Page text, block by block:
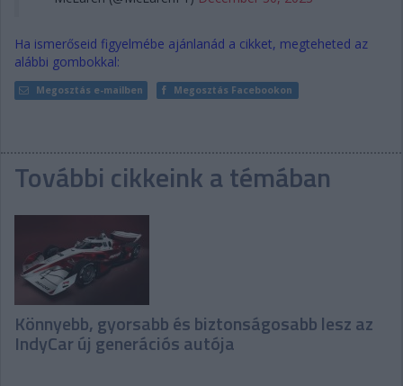
Ha ismerőseid figyelmébe ajánlanád a cikket, megteheted az
alábbi gombokkal:
Megosztás e-mailben Megosztás Facebookon
További cikkeink a témában
Könnyebb, gyorsabb és biztonságosabb lesz az
IndyCar új generációs autója